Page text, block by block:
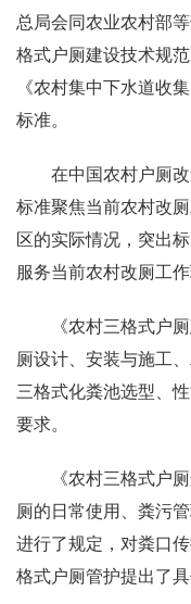
总局会同农业农村部
格式户厕建设技术规
《农村集中下水道收
标准。
在中国农村户厕
标准聚焦当前农村改
区的实际情况，突出
服务当前农村改厕工作
《农村三格式户
厕设计、安装与施工
三格式化粪池选型、
要求。
《农村三格式户
厕的日常使用、粪污
进行了规定，对粪口
格式户厕管护提出了具